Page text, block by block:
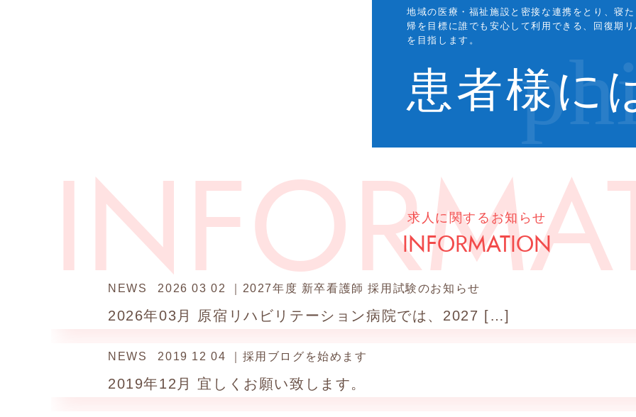
地域の医療・福祉施設と密接な連携をとり、寝
帰を目標に誰でも安心して利用できる、回復期
を目指します。
患者様に
求人に関するお知らせ
INFORMATION
NEWS 2026 03 02 ｜2027年度 新卒看護師 採用試験のお知らせ
2026年03月 原宿リハビリテーション病院では、2027 […]
NEWS 2019 12 04 ｜採用ブログを始めます
2019年12月 宜しくお願い致します。